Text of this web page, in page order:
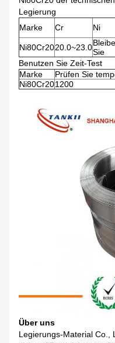
Legierung
Marke
Cr Ni
Ni80Cr2020.0~23.0Sie
Benutzen Sie Zeit-Test
Marke
Prüfen Sie
Ni80Cr201200
Über uns
Legierungs-Material Co.,